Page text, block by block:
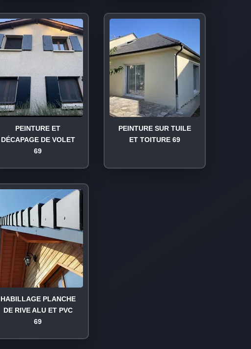
PEINTURE ET
DÉCAPAGE DE VOLET
69
PEINTURE SUR TUILE
ET TOITURE 69
HABILLAGE PLANCHE
DE RIVE ALU ET PVC
69